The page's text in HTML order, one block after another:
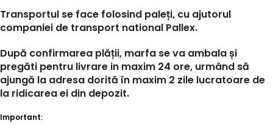
Transportul se face folosind paleți, cu ajutorul
companiei de transport national Pallex.
După confirmarea plății, marfa se va ambala și
pregăti pentru livrare in maxim 24 ore, urmând să
ajungă la adresa dorită în maxim 2 zile lucratoare de
la ridicarea ei din depozit.
Important: